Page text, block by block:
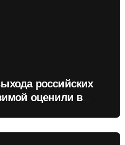
российских
оценили в